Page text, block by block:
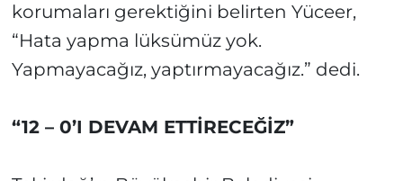
korumaları gerektiğini belirten Yüceer,
“Hata yapma lüksümüz yok.
Yapmayacağız, yaptırmayacağız.” dedi.
“12 – 0’I DEVAM ETTİRECEĞİZ”